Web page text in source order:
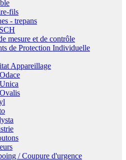
fils
- trepans
mesure et de contrôle
de Protection Individuelle
Appareillage
/ Coupure d'urgence